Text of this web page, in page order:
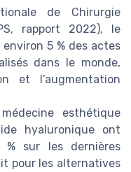
de Chirurgie
rapport 2022), le
5 % des actes
dans le monde,
et l’augmentation
esthétique
hyaluronique ont
sur les dernières
pour les alternatives